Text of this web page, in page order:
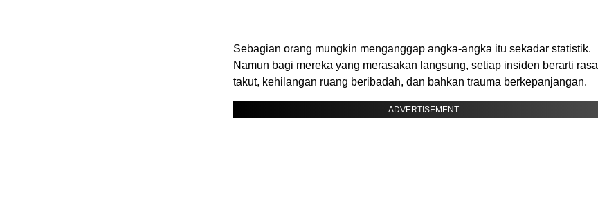
Sebagian orang mungkin menganggap angka-angka itu sekadar statistik.
Namun bagi mereka yang merasakan langsung, setiap insiden berarti rasa
takut, kehilangan ruang beribadah, dan bahkan trauma berkepanjangan.
ADVERTISEMENT